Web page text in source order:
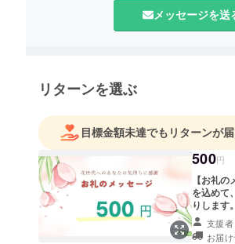
大手販売店での「これじゃない気がす
ビューが持ち味です。
現在までにメディア出演実績はムック
ディアで１件の取材を受けるまでに成
そして経験を元にした相談サービスを
メッセージを送
リターンを選ぶ
目標金額未達でもリターンが
500円
【お礼
を込めて
りします。
支援者
お届